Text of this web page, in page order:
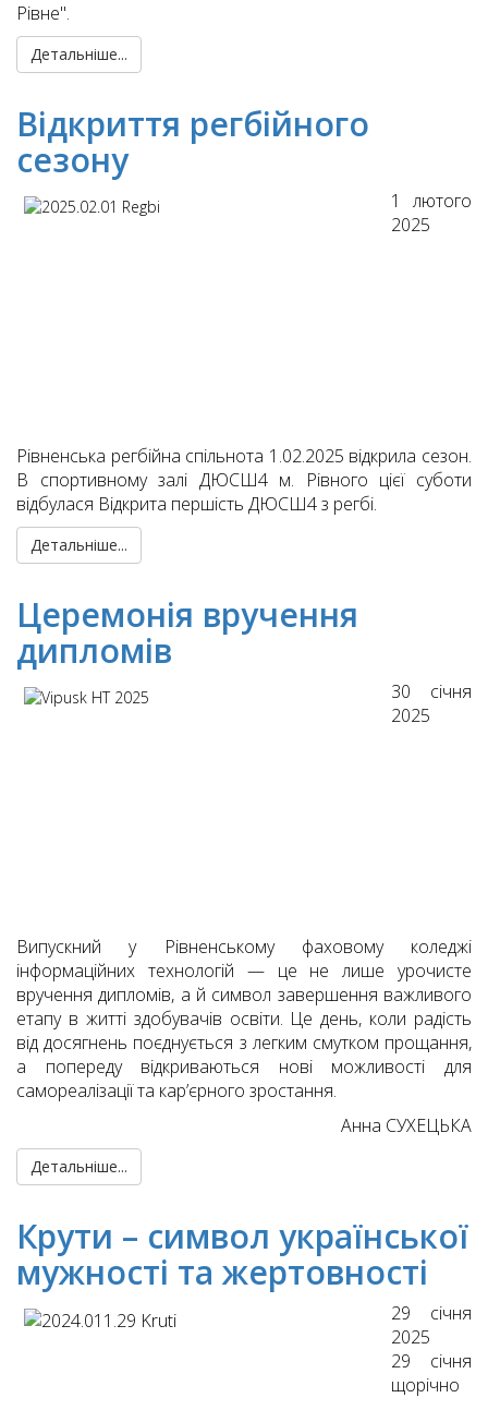
Рівне".
Детальніше...
Відкриття регбійного
сезону
1 лютого
2025
Рівненська регбійна спільнота 1.02.2025 відкрила сезон.
В спортивному залі ДЮСШ4 м. Рівного цієї суботи
відбулася Відкрита першість ДЮСШ4 з регбі.
Детальніше...
Церемонія вручення
дипломів
30 січня
2025
Випускний у Рівненському фаховому коледжі
інформаційних технологій — це не лише урочисте
вручення дипломів, а й символ завершення важливого
етапу в житті здобувачів освіти. Це день, коли радість
від досягнень поєднується з легким смутком прощання,
а попереду відкриваються нові можливості для
самореалізації та кар’єрного зростання.
Анна СУХЕЦЬКА
Детальніше...
Крути – символ української
мужності та жертовності
29 січня
2025
29 січня
щорічно